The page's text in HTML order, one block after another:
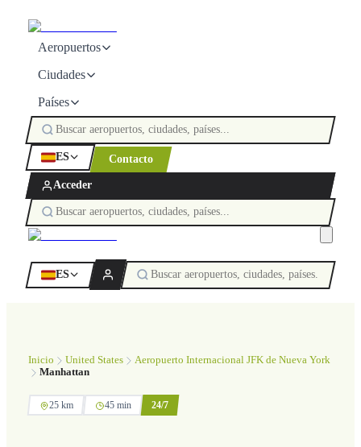
Aeropuertos
Ciudades
Países
ES Contacto
Acceder
ES
Inicio United States
Aeropuerto Internacional JFK de Nueva York
Manhattan
25 km 45 min 24/7